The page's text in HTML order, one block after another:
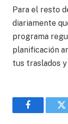
Para el resto
diariamente
programa
planificación
tus traslados
Facebook